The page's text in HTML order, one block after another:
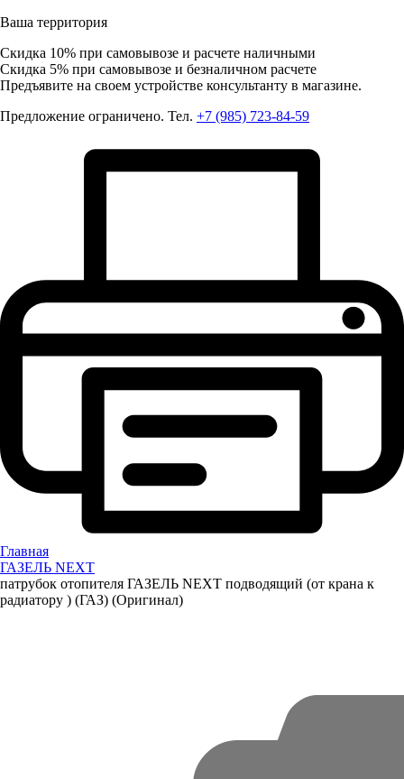
Ваша территория
Скидка 10% при самовывозе и расчете наличными
Скидка 5% при самовывозе и безналичном расчете
Предъявите на своем устройстве консультанту в магазине.
Предложение ограничено. Тел. +7 (985) 723-84-59
Главная
ГАЗЕЛЬ NEXT
патрубок отопителя ГАЗЕЛЬ NEXT подводящий (от крана к
радиатору ) (ГАЗ) (Оригинал)